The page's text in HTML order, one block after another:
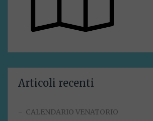
Articoli recenti
CALENDARIO VENATORIO